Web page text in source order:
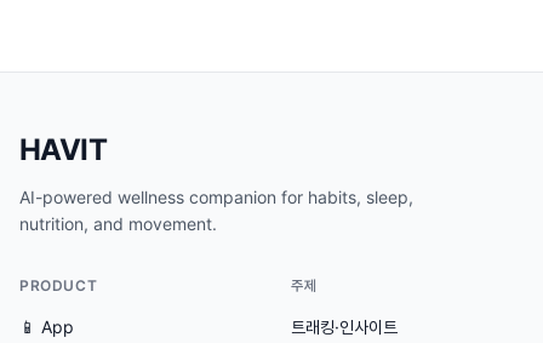
HAVIT
AI-powered wellness companion for habits, sleep,
nutrition, and movement.
PRODUCT
📱 App
주제
트래킹·인사이트